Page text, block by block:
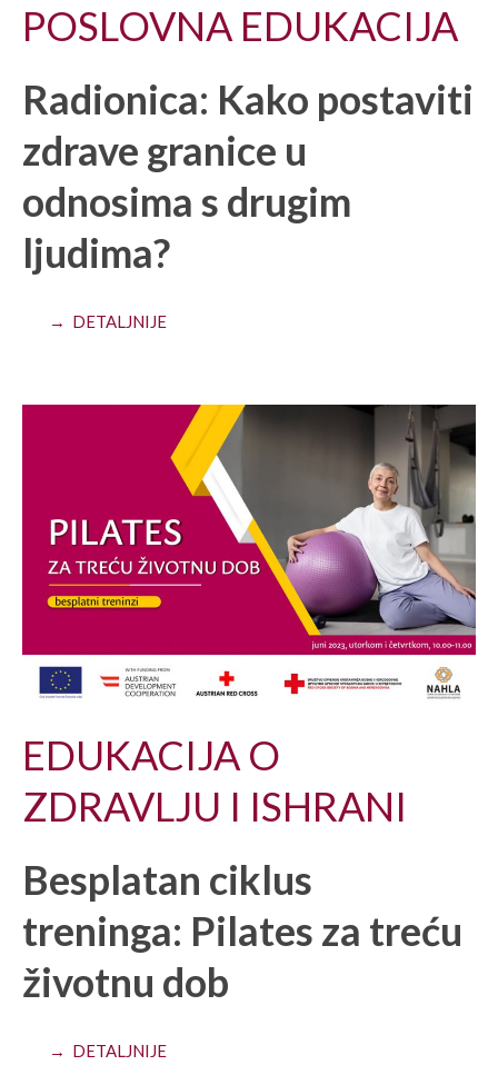
POSLOVNA EDUKACIJA
Radionica: Kako postaviti
zdrave granice u
odnosima s drugim
ljudima?
→ DETALJNIJE
EDUKACIJA O
ZDRAVLJU I ISHRANI
Besplatan ciklus
treninga: Pilates za treću
životnu dob
→ DETALJNIJE